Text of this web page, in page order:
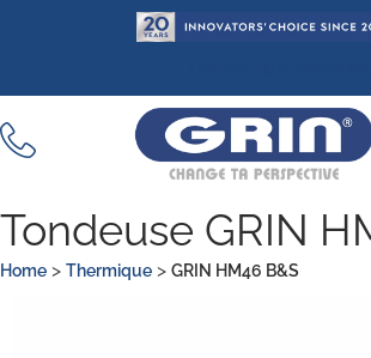
Tondeuse GRIN
Home > Thermique > GRIN HM46 B&S